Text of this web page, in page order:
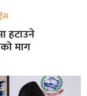
हटाउने
माग